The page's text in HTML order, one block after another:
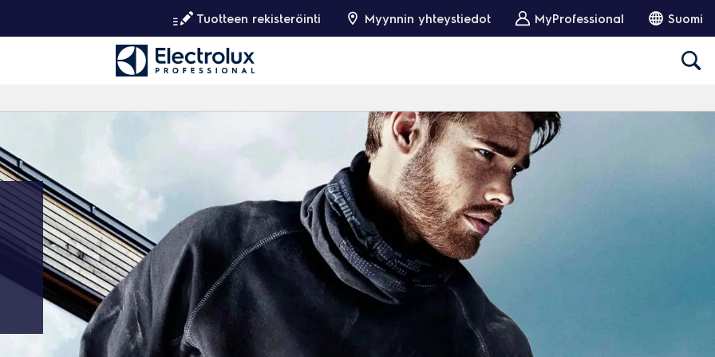
Tuotteen rekisteröinti Myynnin yhteystiedot MyProfessional Suomi